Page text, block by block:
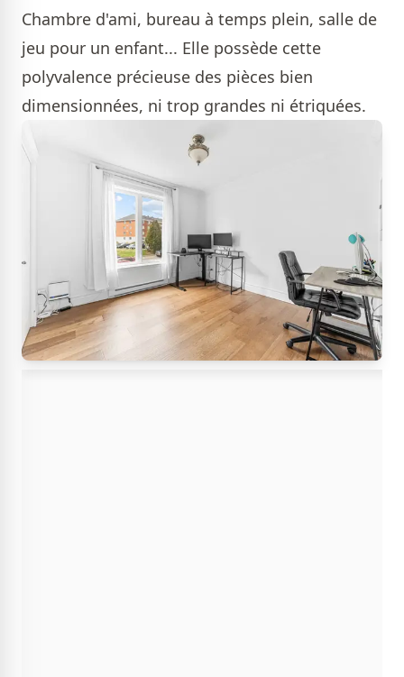
Chambre d'ami, bureau à temps plein, salle de
jeu pour un enfant... Elle possède cette
polyvalence précieuse des pièces bien
dimensionnées, ni trop grandes ni étriquées.